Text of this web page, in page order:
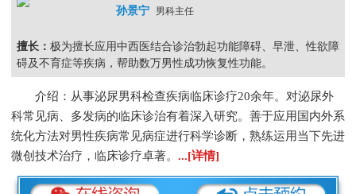
孙景宁 男科主任
擅长： 极为擅长应用中西医结合诊治勃起功能障碍、早泄、性欲障
碍及不育症等疾病，帮助数万男性成功恢复性功能。
介绍：从事泌尿男科检查疾病临床诊疗20余年。对泌尿外
科常见病、多发病的临床诊治有着深入研究。善于应用国内外系
统化方法对男性疾病常见病症进行科学诊断，熟练运用当下先进
微创技术治疗，临床诊疗卓著。 ...[详情]